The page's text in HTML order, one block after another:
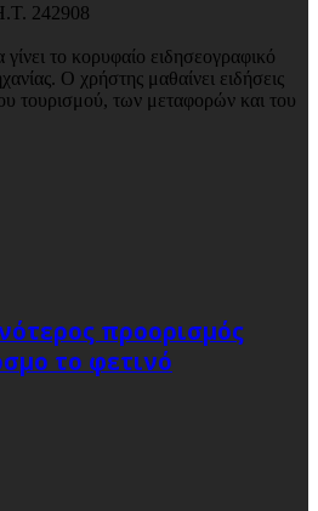
242908
το κορυφαίο ειδησεογραφικό
Ο χρήστης μαθαίνει ειδήσεις
τουρισμού, των μεταφορών και του
προορισμός
το φετινό